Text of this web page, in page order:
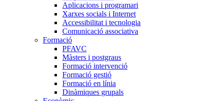
Aplicacions i programari
Xarxes socials i Internet
Accessibilitat i tecnologia
Comunicació associativa
Formació
PFAVC
Màsters i postgraus
Formació intervenció
Formació gestió
Formació en línia
Dinàmiques grupals